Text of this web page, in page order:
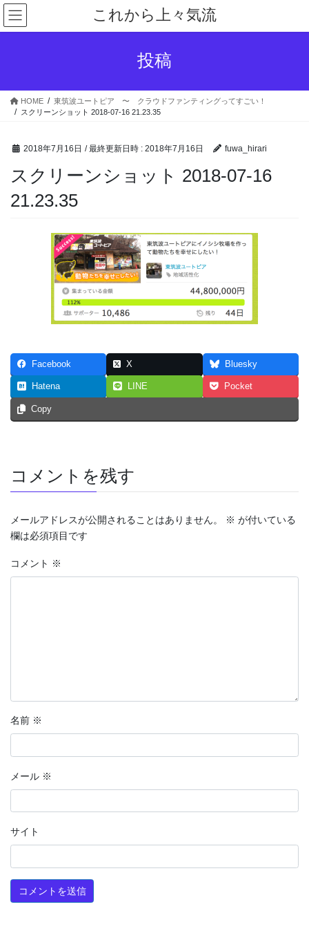
コ
ン
テ
ス
ナ
ビ
ゲ
ン
これから上々気流
投稿
HOME
東筑波ユートピア 〜 クラウドファンティングってすごい！
スクリーンショット 2018-07-16 21.23.35
2018年7月16日 / 最終更新日時 : 2018年7月16日 fuwa_hirari
スクリーンショット 2018-07-16
21.23.35
Facebook X Bluesky
Hatena LINE Pocket
Copy
コメントを残す
メールアドレスが公開されることはありません。 ※ が付いている
欄は必須項目です
コメント ※
名前 ※
メール ※
サイト